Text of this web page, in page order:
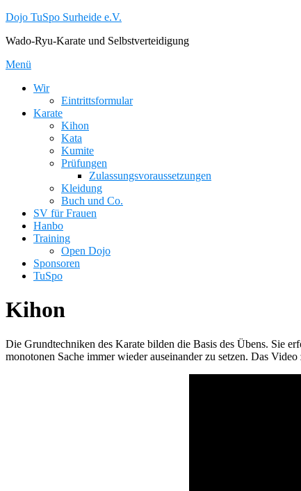
Zum
springen
Dojo TuSpo Surheide e.V.
Wado-Ryu-Karate und Selbstverteidigung
Menü
Wir
Eintrittsformular
Karate
Kihon
Kata
Kumite
Prüfungen
Zulassungsvoraussetzungen
Kleidung
Buch und Co.
SV für Frauen
Hanbo
Training
Open Dojo
Sponsoren
TuSpo
Kihon
Die Grundtechniken des Karate bilden die Basis des Übens. Sie
monotonen Sache immer wieder auseinander zu setzen. Das